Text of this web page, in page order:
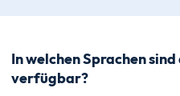
In welchen Sprachen
verfügbar?